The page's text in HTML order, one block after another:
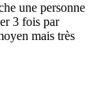
une personne
3 fois par
mais très